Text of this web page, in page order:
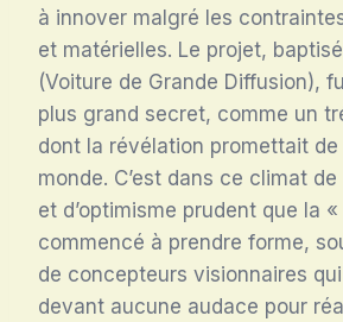
à innover malgré les
et matérielles. Le projet,
(Voiture de Grande Diffusion),
plus grand secret, comme un
dont la révélation promettait
monde. C’est dans ce climat
et d’optimisme prudent que la
commencé à prendre forme,
de concepteurs visionnaires
devant aucune audace pour